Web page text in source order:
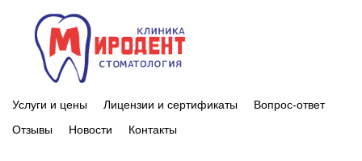
Услуги и цены Лицензии и сертификаты
Вопрос-ответ
Отзывы
Новости Контакты